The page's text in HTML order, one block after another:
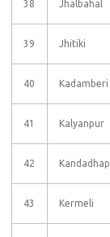
38 Jhalbahal
39 Jhitiki
40 Kadamberi
41 Kalyanpur
42 Kandadhap
43 Kermeli